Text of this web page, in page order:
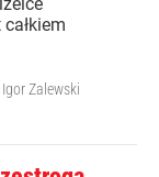
Igor Zalewski